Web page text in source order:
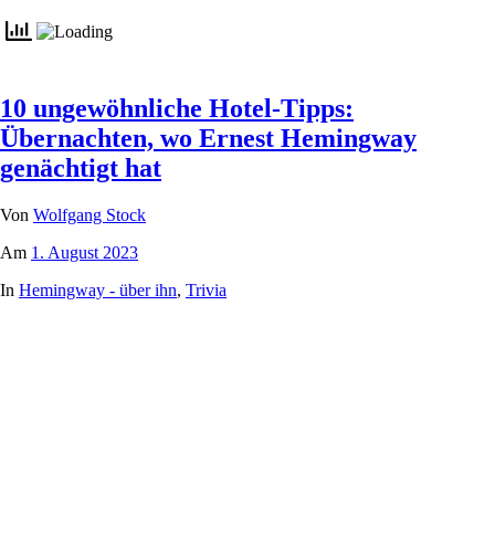
10 ungewöhnliche Hotel-Tipps:
Übernachten, wo Ernest Hemingway
genächtigt hat
Von Wolfgang Stock
Am 1. August 2023
In Hemingway - über ihn, Trivia